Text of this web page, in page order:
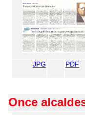
JPG PDF
Once